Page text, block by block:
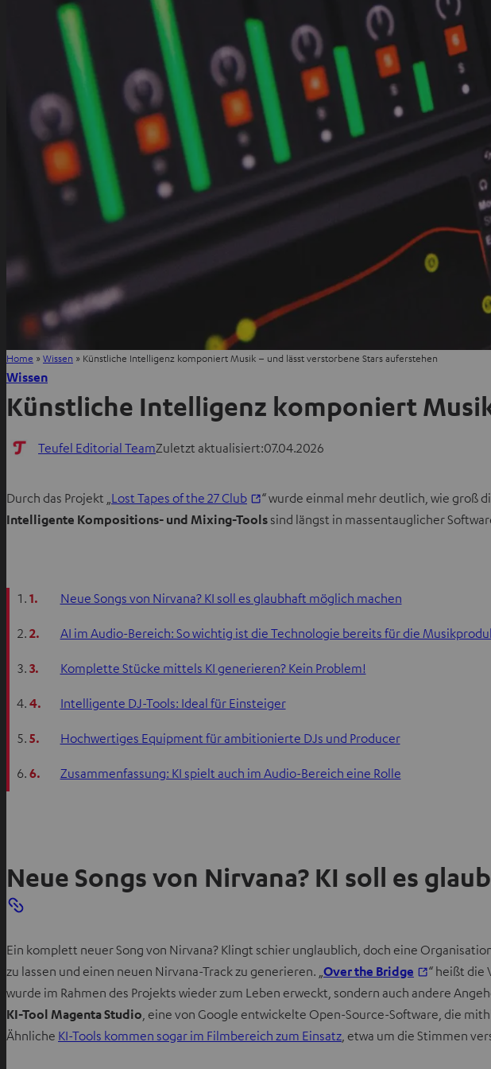
Home »Wissen » Künstliche Intelligenz komponiert Musik – und lässt verstorbene Stars auferstehen
Wissen
Künstliche Intelligenz komponiert
Teufel Editorial TeamZuletzt aktualisiert:07.04.2026
Durch das Projekt „ Lost Tapes of the 27 Club
I
m
e
a
ö
f
n
“ wurde einmal mehr deutlich, wie groß
Intelligente Kompositions- und Mixing-Tools sind längst in massentauglicher
1. Neue Songs von Nirvana? KI soll es glaubhaft möglich machen
2. AI im Audio-Bereich: So wichtig ist die Technologie bereits für die
3. Komplette Stücke mittels KI generieren? Kein Problem!
4. Intelligente DJ-Tools: Ideal für Einsteiger
5. Hochwertiges Equipment für ambitionierte DJs und Producer
6. Zusammenfassung: KI spielt auch im Audio-Bereich eine Rolle
Neue Songs von Nirvana? KI soll es
Ein komplett neuer Song von Nirvana? Klingt schier unglaublich, doch eine
zu lassen und einen neuen Nirvana-Track zu generieren. „ Over the Bridge
I
m
n
e
“ heißt die
wurde im Rahmen des Projekts wieder zum Leben erweckt, sondern auch andere
KI-Tool Magenta Studio , eine von Google entwickelte Open-Source-Software, die
Ähnliche KI-Tools kommen sogar im Filmbereich zum Einsatz , etwa um die Stimmen